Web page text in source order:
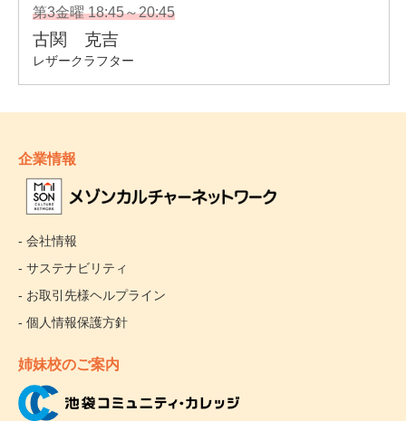
企業情報
- 会社情報
- サステナビリティ
- お取引先様ヘルプライン
- 個人情報保護方針
姉妹校のご案内